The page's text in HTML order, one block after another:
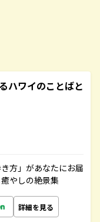
ハワイのことばと
方」があなたにお届
やしの絶景集
詳細を見る